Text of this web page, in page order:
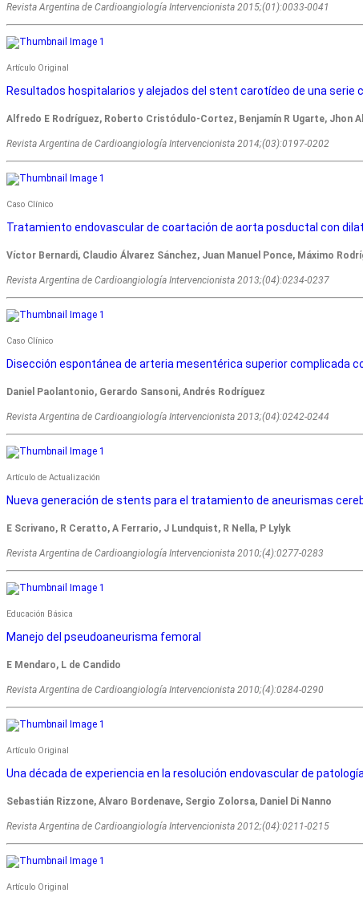
Revista Argentina de Cardioangiologí­a Intervencionista 2015;(01):0033-0041
Artículo Original
Resultados hospitalarios y alejados del stent carotídeo de una
Alfredo E Rodríguez, Roberto Cristódulo-Cortez, Benjamín R Ugarte, Jhon
Revista Argentina de Cardioangiologí­a Intervencionista 2014;(03):0197-0202
Caso Clínico
Tratamiento endovascular de coartación de aorta posductal con
Víctor Bernardi, Claudio Álvarez Sánchez, Juan Manuel Ponce, Máximo
Revista Argentina de Cardioangiologí­a Intervencionista 2013;(04):0234-0237
Caso Clínico
Disección espontánea de arteria mesentérica superior complicada
Daniel Paolantonio, Gerardo Sansoni, Andrés Rodríguez
Revista Argentina de Cardioangiologí­a Intervencionista 2013;(04):0242-0244
Artículo de Actualización
Nueva generación de stents para el tratamiento de aneurismas
E Scrivano, R Ceratto, A Ferrario, J Lundquist, R Nella, P Lylyk
Revista Argentina de Cardioangiologí­a Intervencionista 2010;(4):0277-0283
Educación Básica
Manejo del pseudoaneurisma femoral
E Mendaro, L de Candido
Revista Argentina de Cardioangiologí­a Intervencionista 2010;(4):0284-0290
Artículo Original
Una década de experiencia en la resolución endovascular de
Sebastián Rizzone, Alvaro Bordenave, Sergio Zolorsa, Daniel Di Nanno
Revista Argentina de Cardioangiologí­a Intervencionista 2012;(04):0211-0215
Artículo Original